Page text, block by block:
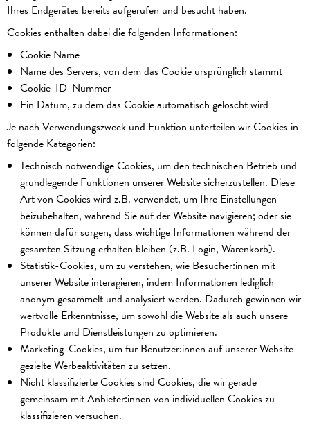
Ihres Endgerätes bereits aufgerufen und besucht haben.
Cookies enthalten dabei die folgenden Informationen:
Cookie Name
Name des Servers, von dem das Cookie ursprünglich stammt
Cookie-ID-Nummer
Ein Datum, zu dem das Cookie automatisch gelöscht wird
Je nach Verwendungszweck und Funktion unterteilen wir Cookies in
folgende Kategorien:
Technisch notwendige Cookies, um den technischen Betrieb und
grundlegende Funktionen unserer Website sicherzustellen. Diese
Art von Cookies wird z.B. verwendet, um Ihre Einstellungen
beizubehalten, während Sie auf der Website navigieren; oder sie
können dafür sorgen, dass wichtige Informationen während der
gesamten Sitzung erhalten bleiben (z.B. Login, Warenkorb).
Statistik-Cookies, um zu verstehen, wie Besucher:innen mit
unserer Website interagieren, indem Informationen lediglich
anonym gesammelt und analysiert werden. Dadurch gewinnen wir
wertvolle Erkenntnisse, um sowohl die Website als auch unsere
Produkte und Dienstleistungen zu optimieren.
Marketing-Cookies, um für Benutzer:innen auf unserer Website
gezielte Werbeaktivitäten zu setzen.
Nicht klassifizierte Cookies sind Cookies, die wir gerade
gemeinsam mit Anbieter:innen von individuellen Cookies zu
klassifizieren versuchen.